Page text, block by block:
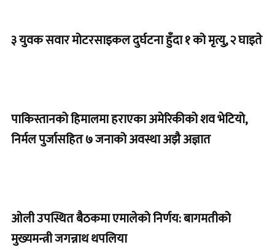
३ युवक सवार मोटरसाइकल दुर्घटना हुँदा १ को मृत्यु, २ घाइते
पाकिस्तानको हिमालमा हराएका अमेरिकीको शव भेटियो,
निर्मल पुर्जासहित ७ जनाको अवस्था अझै अज्ञात
ओली उपस्थित बैठकमा एमालेको निर्णय: बागमतीको
मुख्यमन्त्री जगन्नाथ थपलिया